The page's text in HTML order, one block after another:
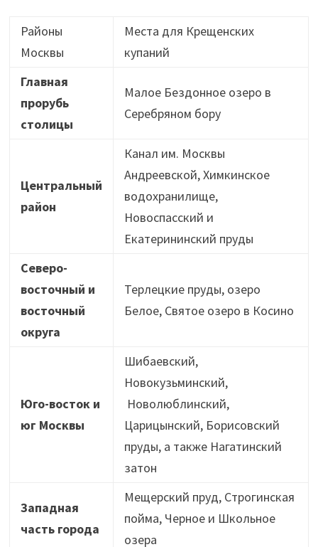
Районы
Москвы
Места для Крещенских
купаний
Главная
прорубь
столицы
Малое Бездонное озеро в
Серебряном бору
Центральный
район
Канал им. Москвы
Андреевской, Химкинское
водохранилище,
Новоспасский и
Екатерининский пруды
Северо-
восточный и
восточный
округа
Терлецкие пруды, озеро
Белое, Святое озеро в Косино
Юго-восток и
юг Москвы
Шибаевский,
Новокузьминский,
Новолюблинский,
Царицынский, Борисовский
пруды, а также Нагатинский
затон
Западная
часть города
Мещерский пруд, Строгинская
пойма, Черное и Школьное
озера